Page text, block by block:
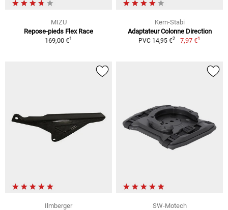
MIZU
Repose-pieds Flex Race
169,00 €1
Kern-Stabi
Adaptateur Colonne Direction
PVC 14,95 €2 7,97 €1
Ilmberger
SW-Motech